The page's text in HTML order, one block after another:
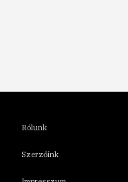
Rólunk
Szerzőink